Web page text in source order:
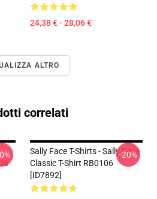
24,38 € - 28,06 €
ALTRO
correlati
Sally Face T-Shirts - Sally Face
Classic T-Shirt RB0106
[ID7892]
-20%